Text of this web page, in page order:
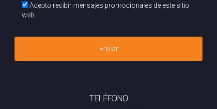
Acepto recibir mensajes promocionales de este sitio
web
Enviar
TELÉFONO